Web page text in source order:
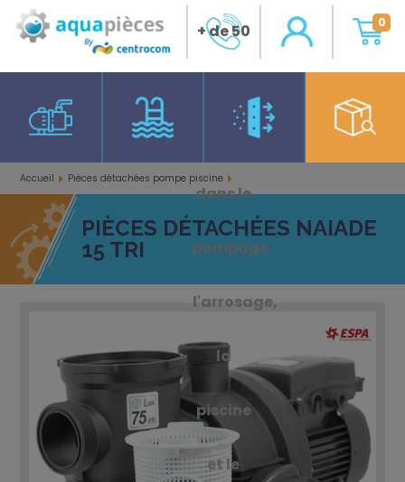
+ de 50
d'expérience
dans le
pompage,
l'arrosage,
la
piscine
et le
0
Accueil Pièces détachées pompe piscine
Pièces détachées Naiade 15 Tri
PIÈCES DÉTACHÉES NAIADE
15 TRI